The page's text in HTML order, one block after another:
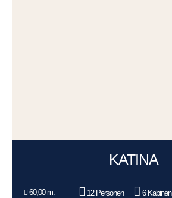
KATINA
60,00 m. 12 Personen 6 Kabinen